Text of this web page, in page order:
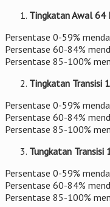
Tingkatan Awal 64
Persentase 0-59%
Persentase 60-84%
Persentase 85-100%
Tingkatan Transisi
Persentase 0-59%
Persentase 60-84%
Persentase 85-100%
Tungkatan Transisi
Persentase 0-59%
Persentase 60-84%
Persentase 85-100%